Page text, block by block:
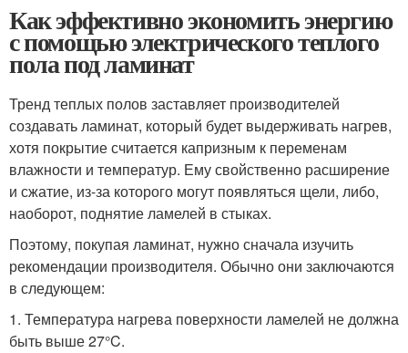
Как эффективно экономить энергию
с помощью электрического теплого
пола под ламинат
Тренд теплых полов заставляет производителей
создавать ламинат, который будет выдерживать нагрев,
хотя покрытие считается капризным к переменам
влажности и температур. Ему свойственно расширение
и сжатие, из-за которого могут появляться щели, либо,
наоборот, поднятие ламелей в стыках.
Поэтому, покупая ламинат, нужно сначала изучить
рекомендации производителя. Обычно они заключаются
в следующем:
1. Температура нагрева поверхности ламелей не должна
быть выше 27°C.